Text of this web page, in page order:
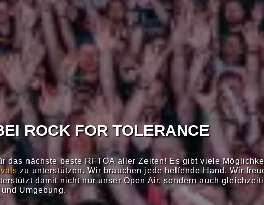
ROCK FOR TOLERANCE
das nächste beste RFTOA aller Zeiten! Es gibt viele
zu unterstützen. Wir brauchen jede helfende Hand. Wir
damit nicht nur unser Open Air, sondern auch
Umgebung.